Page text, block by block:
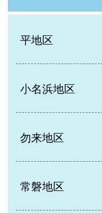
平地区
小名浜地区
勿来地区
常磐地区